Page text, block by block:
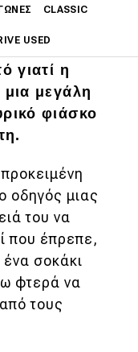
CLASSIC
USED
έτη φωτός
γιατί η
μια μεγάλη
φιάσκο
οδηγός μιας
του να
που έπρεπε,
σοκάκι
φτερά να
τους